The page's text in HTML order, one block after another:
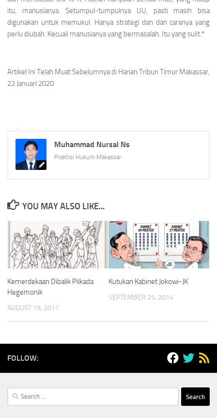
itu, manusianya. Setumpul-tumpulnya UU, pasti masih bisa
digunakan untuk memukul. Hanya strategi dan dan caranya yang
perlu diubah. Kecuali manusianya yang bermasalah. Itu yang sulit.*
Artikel Ini Telah Muat Sebelumnya di Harian Tribun Timur Makassar,
22 Januari 2020
Muhammad Nursal Ns
Praktisi Hukum Makassar
YOU MAY ALSO LIKE...
Kemerdekaan Dibalik Pilkada
Hegemonik
AUGUST 19, 2017
Kutukan Kabinet Jokowi-JK
SEPTEMBER 25, 2014
FOLLOW:
Search
for: